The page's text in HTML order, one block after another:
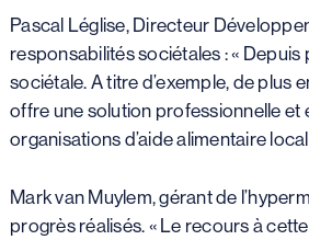
Pascal Léglise, Directeur
responsabilités sociétales : «
sociétale. A titre d’exemple, de plus
offre une solution professionnelle et
organisations d’aide alimentaire
Mark van Muylem, gérant de
progrès réalisés. « Le recours à